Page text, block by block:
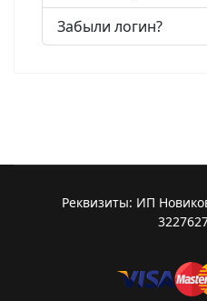
Забыли логин?
Реквизиты: ИП